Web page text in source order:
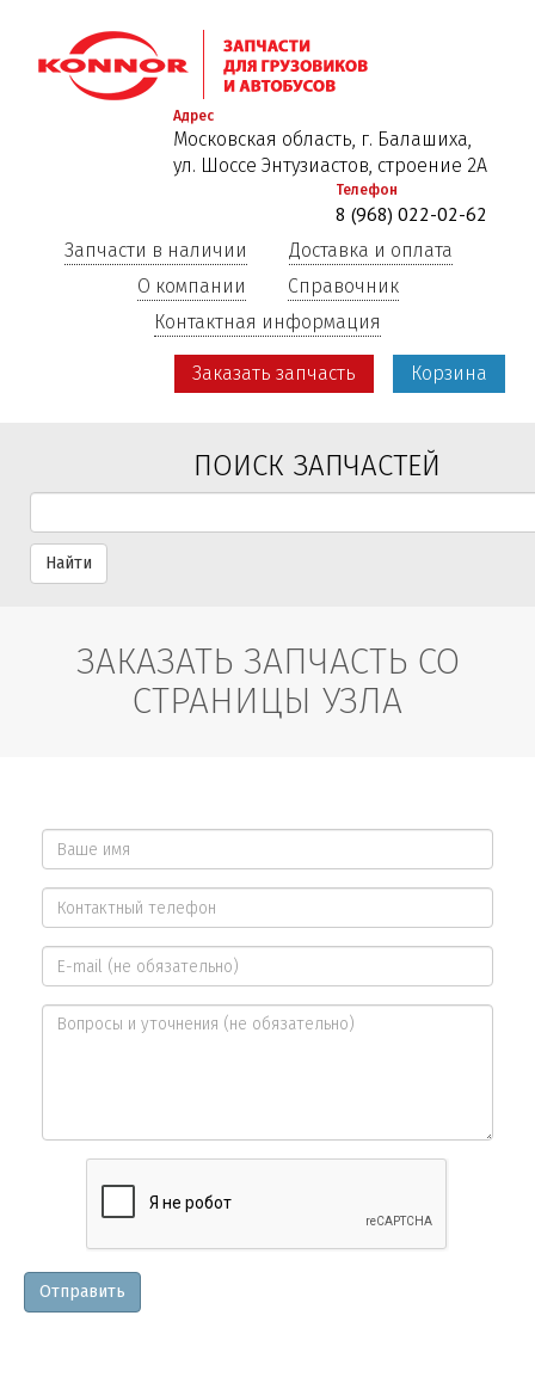
к
основному
Адрес
Московская область, г. Балашиха,
ул. Шоссе Энтузиастов, строение 2А
Телефон
8 (968) 022-02-62
Запчасти в наличии
Доставка и оплата
О компании
Справочник
Контактная информация
Заказать запчасть Корзина
ПОИСК ЗАПЧАСТЕЙ
Найти
ЗАКАЗАТЬ ЗАПЧАСТЬ СО
СТРАНИЦЫ УЗЛА
Ваше
имя
*
Контактный
телефон
*
E-
mail
Вопросы
уточнения
Отправить